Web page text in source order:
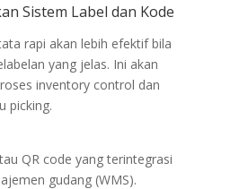
Sistem Label dan Kode
rapi akan lebih efektif bila
yang jelas. Ini akan
inventory control dan
picking.
QR code yang terintegrasi
gudang (WMS).